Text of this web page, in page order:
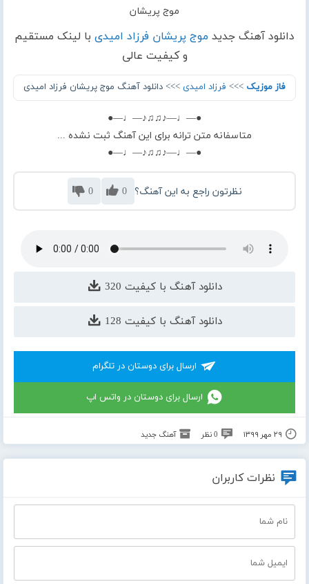
موج پریشان
دانلود آهنگ جدید موج پریشان فرزاد امیدی با لینک مستقیم
و کیفیت عالی
فاز موزیک >>> فرزاد امیدی >>> دانلود آهنگ موج پریشان فرزاد امیدی
●—♩—♪♫♫♪—♩—●
متاسفانه متن ترانه برای این آهنگ ثبت نشده ...
●—♩—♪♫♫♪—♩—●
نظرتون راجع به این آهنگ؟ 0
0
دانلود آهنگ با کیفیت 320
دانلود آهنگ با کیفیت 128
ارسال برای دوستان در تلگرام
ارسال برای دوستان در واتس اپ
۲۹ مهر ۱۳۹۹ 0 نظر آهنگ جدید
نظرات کاربران